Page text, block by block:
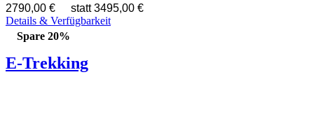
2790,00 €
statt 3495,00 €
Details & Verfügbarkeit
Spare 20%
E-Trekking